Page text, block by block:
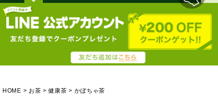
HOME お茶 健康茶
かぼちゃ茶